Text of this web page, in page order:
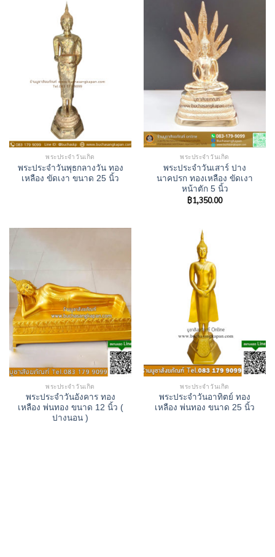
พระประจำวันเกิด
พระประจำวันพุธกลางวัน ทอง
เหลือง ขัดเงา ขนาด 25 นิ้ว
พระประจำวันเกิด
พระประจำวันเสาร์ ปาง
นาคปรก ทองเหลือง ขัดเงา
หน้าตัก 5 นิ้ว
฿1,350.00
พระประจำวันเกิด
พระประจำวันอังคาร ทอง
เหลือง พ่นทอง ขนาด 12 นิ้ว (
ปางนอน )
พระประจำวันเกิด
พระประจำวันอาทิตย์ ทอง
เหลือง พ่นทอง ขนาด 25 นิ้ว